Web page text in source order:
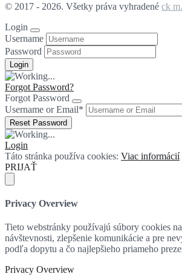
© 2017 - 2026. Všetky práva vyhradené ck
Login
Username
Password
Forgot Password?
Forgot Password
Username or Email*
Login
Táto stránka používa cookies: Viac informácií
PRIJAŤ
Privacy Overview
Tieto webstránky používajú súbory cookies
návštevnosti, zlepšenie komunikácie a pre
podľa dopytu a čo najlepšieho priameho
Privacy Overview